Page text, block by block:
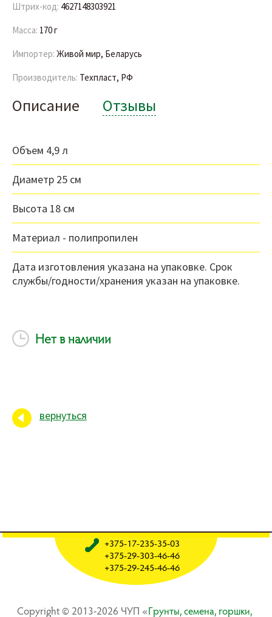
Штрих-код: 4627148303921
Масса: 170 г
Импортер: Живой мир, Беларусь
Производитель: Техпласт, РФ
Описание Отзывы
Объем 4,9 л
Диаметр 25 см
Высота 18 см
Материал - полипропилен
Дата изготовления указана на упаковке. Срок
службы/годности/хранения указан на упаковке.
Нет в наличии
вернуться
Copyright © 2013-2026 ЧУП «Гpyнты, ceмeнa, гopшки,
+375-17-235-35-03
+375-29-303-46-46
+375-29-245-46-46